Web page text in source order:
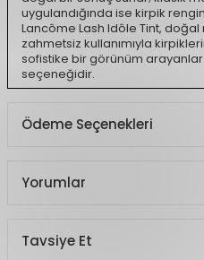
uygulandığında ise kirpik
Lancôme Lash Idôle Tint,
zahmetsiz kullanımıyla
sofistike bir görünüm
seçeneğidir.
Ödeme Seçenekleri
Yorumlar
Tavsiye Et